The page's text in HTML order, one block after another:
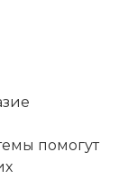
помогут